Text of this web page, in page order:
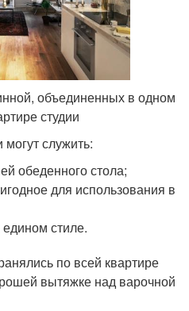
объединенных в одном
студии
служить:
обеденного стола;
для использования в
стиле.
по всей квартире
вытяжке над варочной